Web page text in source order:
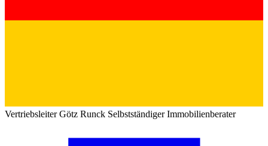
Vertriebsleiter Götz Runck Selbstständiger Immobilienberater